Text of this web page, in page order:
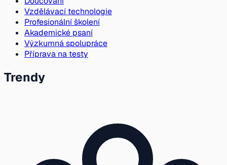
Vzdělávací technologie
Profesionální školení
Akademické psaní
Výzkumná spolupráce
Příprava na testy
Trendy